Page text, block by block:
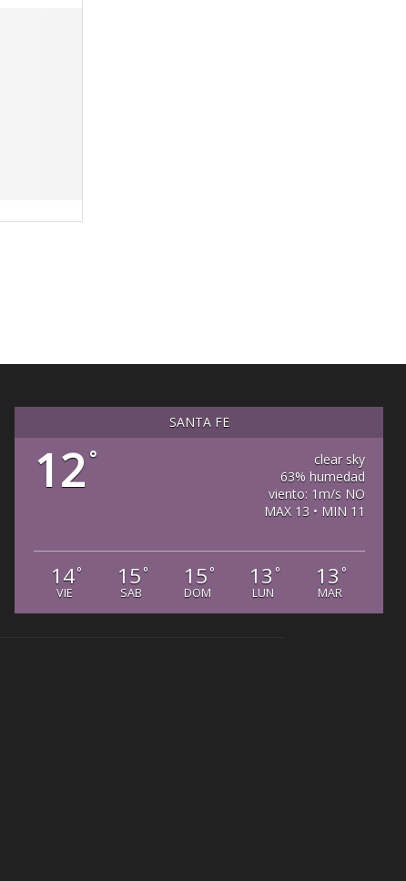
SANTA FE
12 °
clear sky
63% humedad
viento: 1m/s NO
MAX 13 • MIN 11
14°
VIE
15 °
SAB
15 °
DOM
13 °
LUN
13 °
MAR